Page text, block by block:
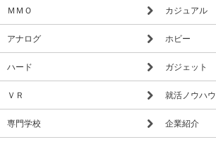
ＭＭＯ カジュアル
アナログ ホビー
ハード ガジェット
ＶＲ 就活ノウハウ
専門学校 企業紹介